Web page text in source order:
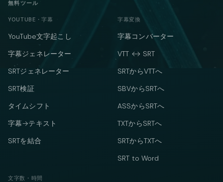
無料ツール
YOUTUBE・字幕
YouTube文字起こし
字幕ジェネレーター
SRTジェネレーター
SRT検証
タイムシフト
字幕→テキスト
SRTを結合
字幕変換
字幕コンバーター
VTT ↔ SRT
SRTからVTTへ
SBVからSRTへ
ASSからSRTへ
TXTからSRTへ
SRTからTXTへ
SRT to Word
文字数・時間